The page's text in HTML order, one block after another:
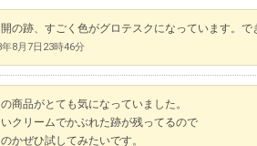
の跡、すごく色がグロテスクになっています。
年8月7日23時46分
商品がとても気になっていました。
クリームでかぶれた跡が残ってるので
かぜひ試してみたいです。